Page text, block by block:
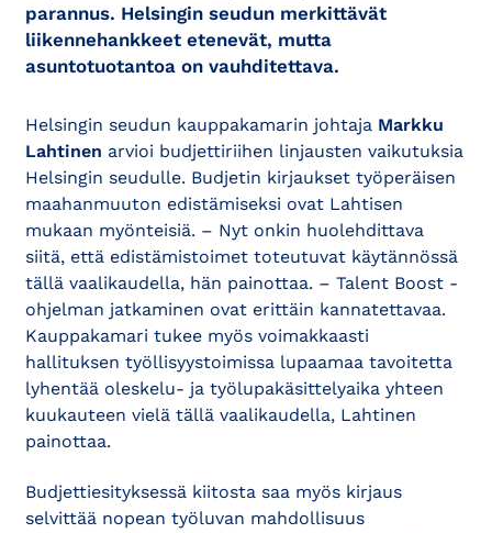
parannus. Helsingin seudun merkittävät
liikennehankkeet etenevät, mutta
asuntotuotantoa on vauhditettava.
Helsingin seudun kauppakamarin johtaja Markku
Lahtinen arvioi budjettiriihen linjausten vaikutuksia
Helsingin seudulle. Budjetin kirjaukset työperäisen
maahanmuuton edistämiseksi ovat Lahtisen
mukaan myönteisiä. – Nyt onkin huolehdittava
siitä, että edistämistoimet toteutuvat käytännössä
tällä vaalikaudella, hän painottaa. – Talent Boost -
ohjelman jatkaminen ovat erittäin kannatettavaa.
Kauppakamari tukee myös voimakkaasti
hallituksen työllisyystoimissa lupaamaa tavoitetta
lyhentää oleskelu- ja työlupakäsittelyaika yhteen
kuukauteen vielä tällä vaalikaudella, Lahtinen
painottaa.
Budjettiesityksessä kiitosta saa myös kirjaus
selvittää nopean työluvan mahdollisuus